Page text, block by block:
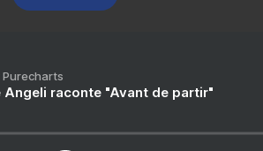
Purecharts
Angeli raconte "Avant de partir"